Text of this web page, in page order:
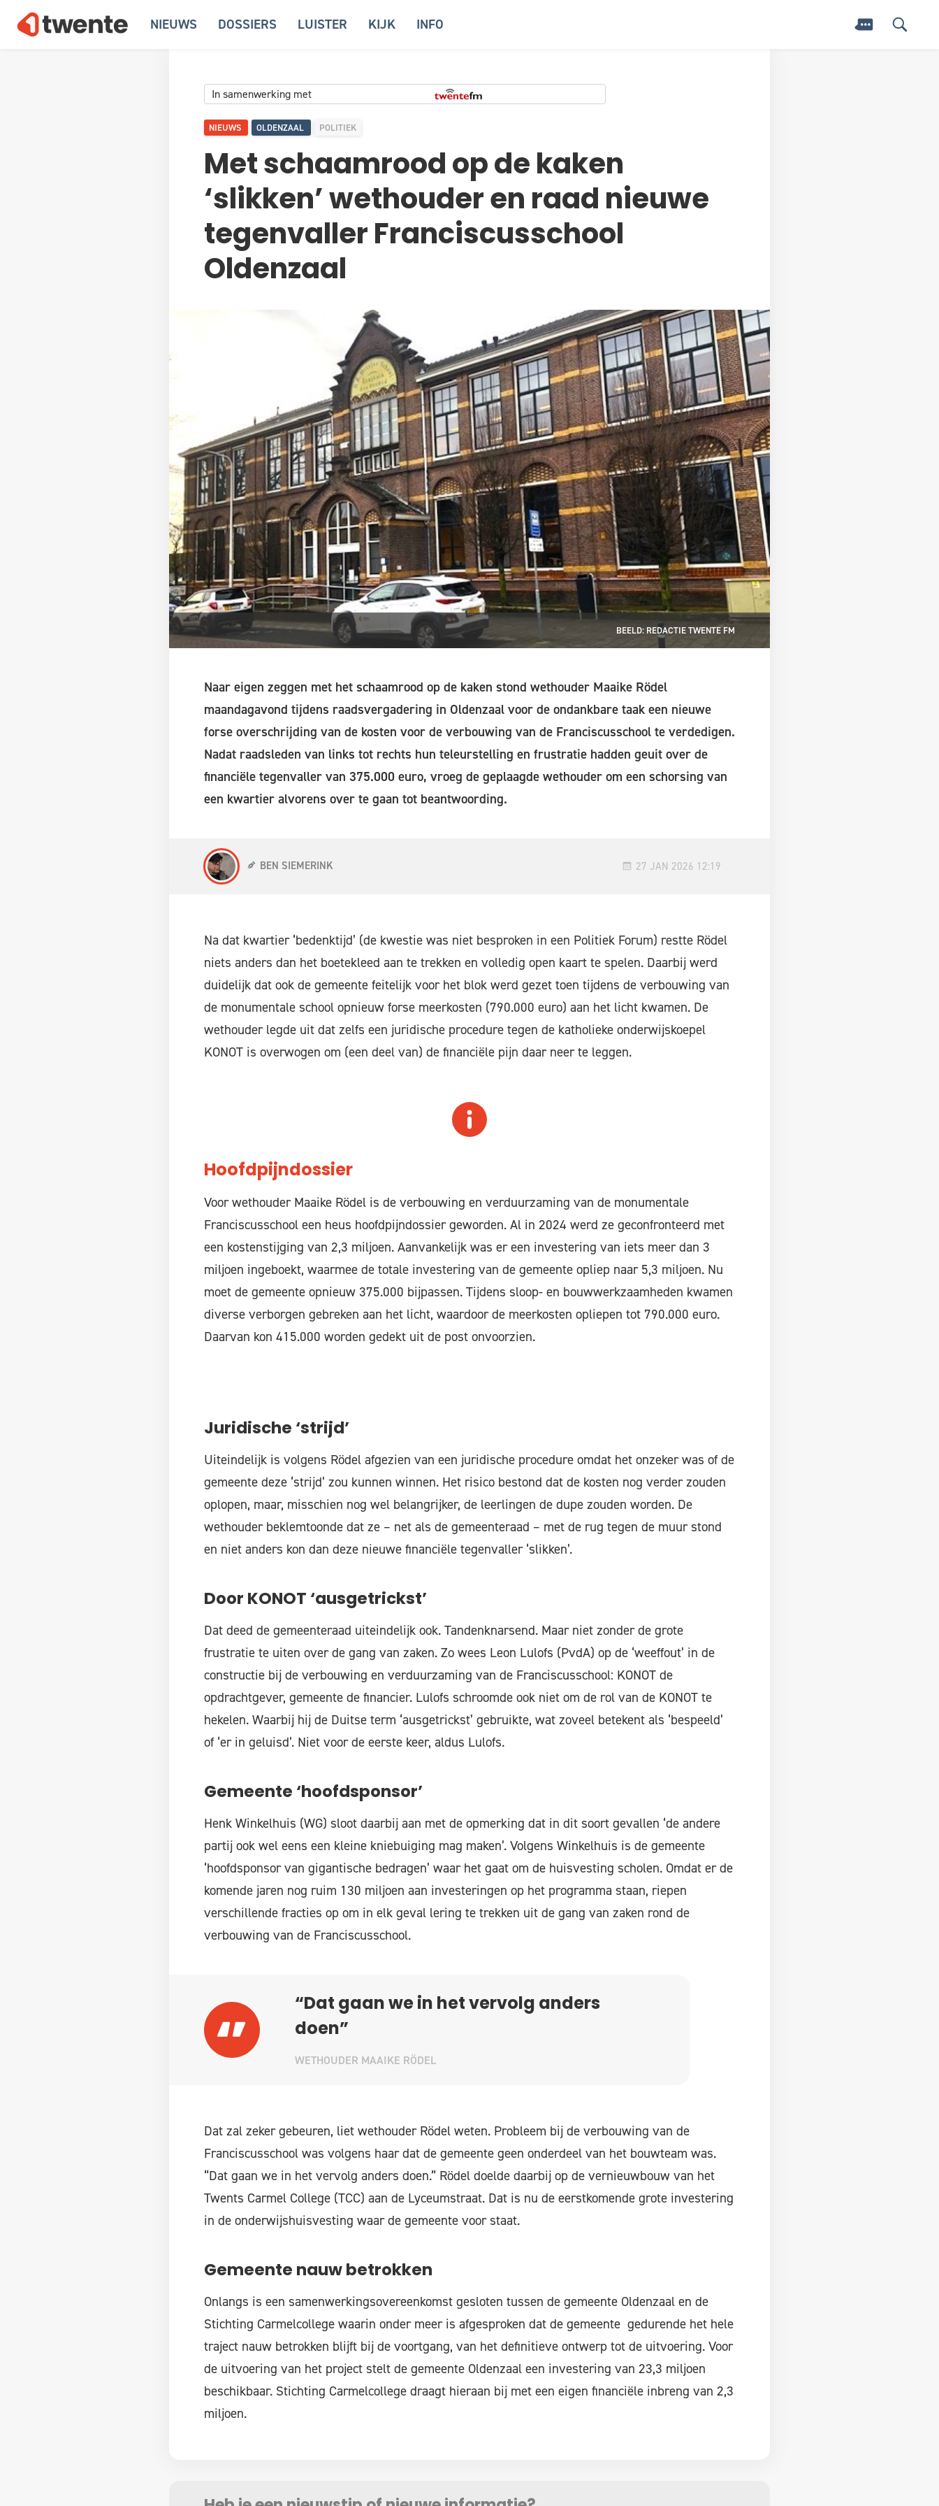
NIEUWS DOSSIERS LUISTER KIJK INFO
In samenwerking met
NIEUWS OLDENZAAL POLITIEK
Met schaamrood op de kaken
‘slikken’ wethouder en raad nieuwe
tegenvaller Franciscusschool
Oldenzaal
BEELD: REDACTIE TWENTE FM
Naar eigen zeggen met het schaamrood op de kaken stond wethouder Maaike Rödel
maandagavond tijdens raadsvergadering in Oldenzaal voor de ondankbare taak een nieuwe
forse overschrijding van de kosten voor de verbouwing van de Franciscusschool te verdedigen.
Nadat raadsleden van links tot rechts hun teleurstelling en frustratie hadden geuit over de
financiële tegenvaller van 375.000 euro, vroeg de geplaagde wethouder om een schorsing van
een kwartier alvorens over te gaan tot beantwoording.
BEN SIEMERINK 27 JAN 2026 12:19
Na dat kwartier ‘bedenktijd’ (de kwestie was niet besproken in een Politiek Forum) restte Rödel
niets anders dan het boetekleed aan te trekken en volledig open kaart te spelen. Daarbij werd
duidelijk dat ook de gemeente feitelijk voor het blok werd gezet toen tijdens de verbouwing van
de monumentale school opnieuw forse meerkosten (790.000 euro) aan het licht kwamen. De
wethouder legde uit dat zelfs een juridische procedure tegen de katholieke onderwijskoepel
KONOT is overwogen om (een deel van) de financiële pijn daar neer te leggen.
Hoofdpijndossier
Voor wethouder Maaike Rödel is de verbouwing en verduurzaming van de monumentale
Franciscusschool een heus hoofdpijndossier geworden. Al in 2024 werd ze geconfronteerd met
een kostenstijging van 2,3 miljoen. Aanvankelijk was er een investering van iets meer dan 3
miljoen ingeboekt, waarmee de totale investering van de gemeente opliep naar 5,3 miljoen. Nu
moet de gemeente opnieuw 375.000 bijpassen. Tijdens sloop- en bouwwerkzaamheden kwamen
diverse verborgen gebreken aan het licht, waardoor de meerkosten opliepen tot 790.000 euro.
Daarvan kon 415.000 worden gedekt uit de post onvoorzien.
Juridische ‘strijd’
Uiteindelijk is volgens Rödel afgezien van een juridische procedure omdat het onzeker was of de
gemeente deze ‘strijd’ zou kunnen winnen. Het risico bestond dat de kosten nog verder zouden
oplopen, maar, misschien nog wel belangrijker, de leerlingen de dupe zouden worden. De
wethouder beklemtoonde dat ze – net als de gemeenteraad – met de rug tegen de muur stond
en niet anders kon dan deze nieuwe financiële tegenvaller ‘slikken’.
Door KONOT ‘ausgetrickst’
Dat deed de gemeenteraad uiteindelijk ook. Tandenknarsend. Maar niet zonder de grote
frustratie te uiten over de gang van zaken. Zo wees Leon Lulofs (PvdA) op de ‘weeffout’ in de
constructie bij de verbouwing en verduurzaming van de Franciscusschool: KONOT de
opdrachtgever, gemeente de financier. Lulofs schroomde ook niet om de rol van de KONOT te
hekelen. Waarbij hij de Duitse term ‘ausgetrickst’ gebruikte, wat zoveel betekent als ‘bespeeld’
of ‘er in geluisd’. Niet voor de eerste keer, aldus Lulofs.
Gemeente ‘hoofdsponsor’
Henk Winkelhuis (WG) sloot daarbij aan met de opmerking dat in dit soort gevallen ‘de andere
partij ook wel eens een kleine kniebuiging mag maken’. Volgens Winkelhuis is de gemeente
‘hoofdsponsor van gigantische bedragen’ waar het gaat om de huisvesting scholen. Omdat er de
komende jaren nog ruim 130 miljoen aan investeringen op het programma staan, riepen
verschillende fracties op om in elk geval lering te trekken uit de gang van zaken rond de
verbouwing van de Franciscusschool.
“Dat gaan we in het vervolg anders
doen”
WETHOUDER MAAIKE RÖDEL
Dat zal zeker gebeuren, liet wethouder Rödel weten. Probleem bij de verbouwing van de
Franciscusschool was volgens haar dat de gemeente geen onderdeel van het bouwteam was.
“Dat gaan we in het vervolg anders doen.” Rödel doelde daarbij op de vernieuwbouw van het
Twents Carmel College (TCC) aan de Lyceumstraat. Dat is nu de eerstkomende grote investering
in de onderwijshuisvesting waar de gemeente voor staat.
Gemeente nauw betrokken
Onlangs is een samenwerkingsovereenkomst gesloten tussen de gemeente Oldenzaal en de
Stichting Carmelcollege waarin onder meer is afgesproken dat de gemeente gedurende het hele
traject nauw betrokken blijft bij de voortgang, van het definitieve ontwerp tot de uitvoering. Voor
de uitvoering van het project stelt de gemeente Oldenzaal een investering van 23,3 miljoen
beschikbaar. Stichting Carmelcollege draagt hieraan bij met een eigen financiële inbreng van 2,3
miljoen.